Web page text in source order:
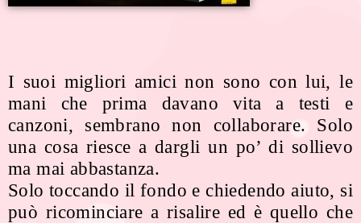
I suoi migliori amici non sono con lui, le
mani che prima davano vita a testi e
canzoni, sembrano non collaborare. Solo
una cosa riesce a dargli un po’ di sollievo
ma mai abbastanza.
Solo toccando il fondo e chiedendo aiuto, si
può ricominciare a risalire ed è quello che